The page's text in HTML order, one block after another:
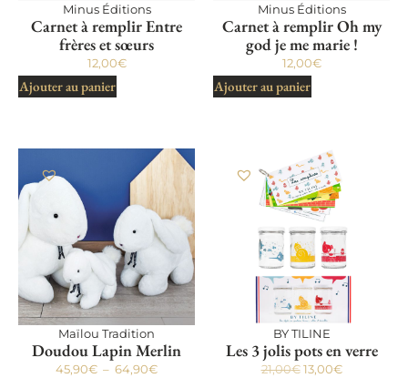
Minus Éditions
Carnet à remplir Entre
frères et sœurs
12,00€
Ajouter au panier
Minus Éditions
Carnet à remplir Oh my
god je me marie !
12,00€
Ajouter au panier
Maïlou Tradition
Doudou Lapin Merlin
45,90€ – 64,90€
BY TILINE
Les 3 jolis pots en verre
21,00€ 13,00€